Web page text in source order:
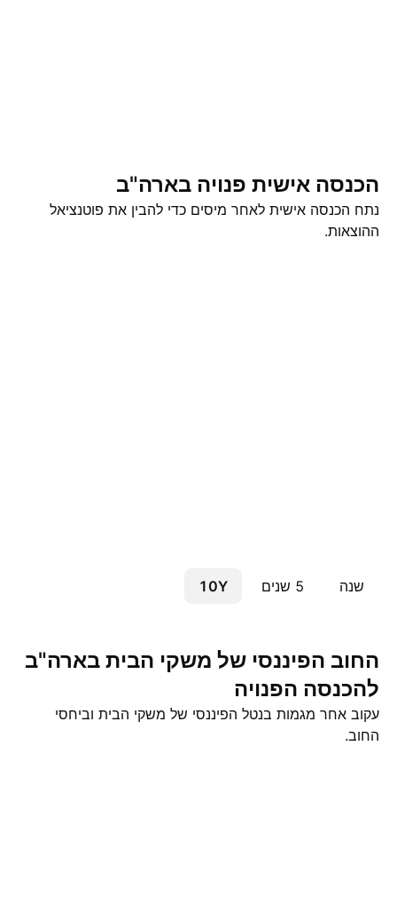
הכנסה אישית פנויה בארה"ב
נתח הכנסה אישית לאחר מיסים כדי להבין את פוטנציאל
ההוצאות.
שנה 5 שנים 10Y
החוב הפיננסי של משקי הבית בארה"ב
להכנסה הפנויה
עקוב אחר מגמות בנטל הפיננסי של משקי הבית וביחסי
החוב.